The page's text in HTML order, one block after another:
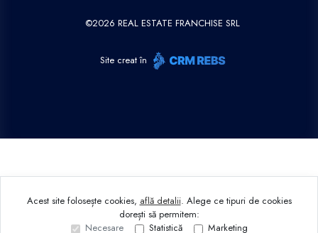
©2026 REAL ESTATE FRANCHISE SRL
Site creat în
Acest site folosește cookies, află detalii. Alege ce tipuri de cookies
dorești să permitem:
Necesare
Statistică Marketing